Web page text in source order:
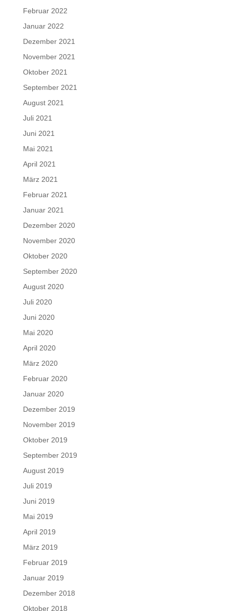
Februar 2022
Januar 2022
Dezember 2021
November 2021
Oktober 2021
September 2021
August 2021
Juli 2021
Juni 2021
Mai 2021
April 2021
März 2021
Februar 2021
Januar 2021
Dezember 2020
November 2020
Oktober 2020
September 2020
August 2020
Juli 2020
Juni 2020
Mai 2020
April 2020
März 2020
Februar 2020
Januar 2020
Dezember 2019
November 2019
Oktober 2019
September 2019
August 2019
Juli 2019
Juni 2019
Mai 2019
April 2019
März 2019
Februar 2019
Januar 2019
Dezember 2018
Oktober 2018